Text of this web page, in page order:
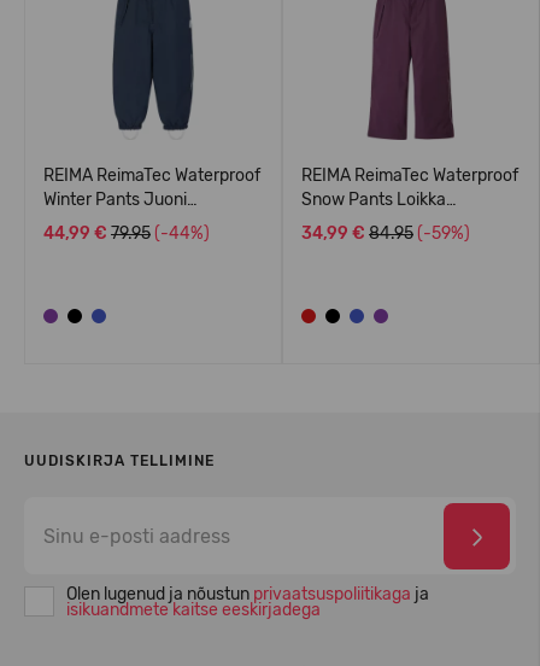
REIMA ReimaTec Waterproof
Winter Pants Juoni
5100113A
44,99 € 79.95 (-44%)
REIMA ReimaTec Waterproof
Snow Pants Loikka
5100114A
34,99 € 84.95 (-59%)
UUDISKIRJA TELLIMINE
Olen lugenud ja nõustun privaatsuspoliitikaga ja
isikuandmete kaitse eeskirjadega